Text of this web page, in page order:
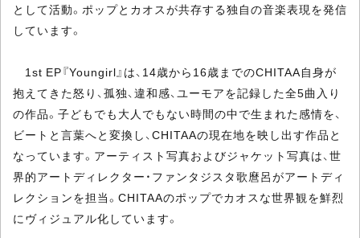
として活動。ポップとカオスが共存する独自の音楽表現を発信
しています。
1st EP『Youngirl』は、14歳から16歳までのCHITAA自身が
抱えてきた怒り、孤独、違和感、ユーモアを記録した全5曲入り
の作品。子どもでも大人でもない時間の中で生まれた感情を、
ビートと言葉へと変換し、CHITAAの現在地を映し出す作品と
なっています。アーティスト写真およびジャケット写真は、世
界的アートディレクター・ファンタジスタ歌麿呂がアートディ
レクションを担当。CHITAAのポップでカオスな世界観を鮮烈
にヴィジュアル化しています。